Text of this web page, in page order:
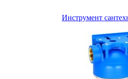
Инструмент